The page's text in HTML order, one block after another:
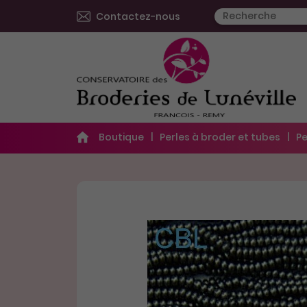
Contactez-nous
Boutique Perles à broder et tubes